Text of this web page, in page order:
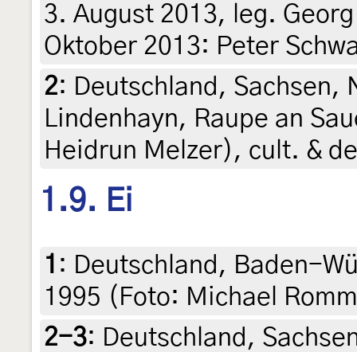
3. August 2013, leg.
Oktober 2013: Peter
2: Deutschland, Sachsen,
Lindenhayn, Raupe an
Heidrun Melzer), cult. &
1.9. Ei
1 : Deutschland, Baden-
1995 (Foto: Michael
2-3: Deutschland,